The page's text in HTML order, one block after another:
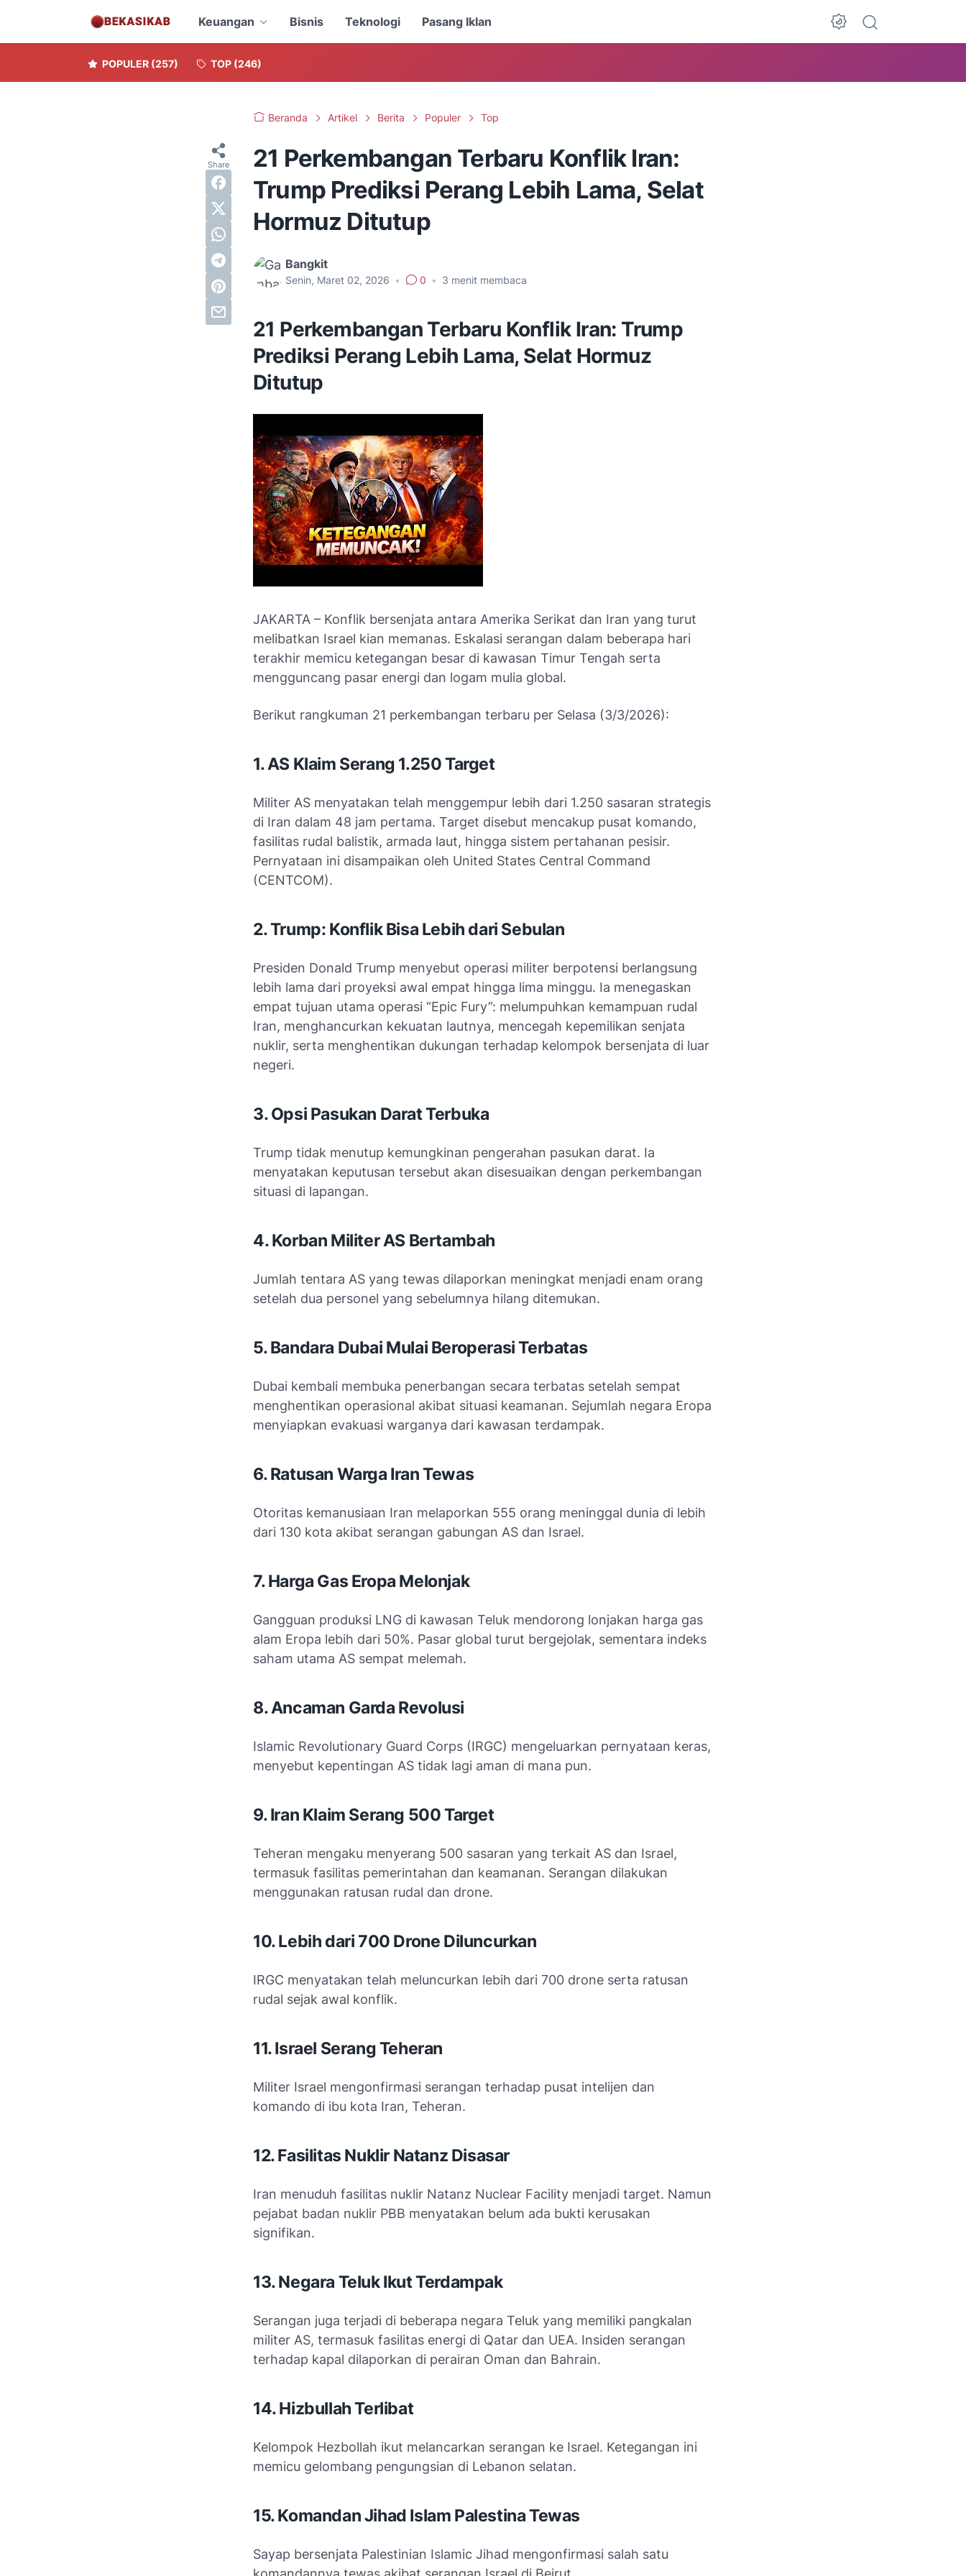
Keuangan Bisnis Teknologi Pasang Iklan
Dark Mode
POPULER (257) TOP (246)
Beranda Artikel Berita Populer Top
21 Perkembangan Terbaru Konflik Iran:
Trump Prediksi Perang Lebih Lama, Selat
Hormuz Ditutup
Bangkit
Senin, Maret 02, 2026 • 0 • 3 menit membaca
21 Perkembangan Terbaru Konflik Iran: Trump
Prediksi Perang Lebih Lama, Selat Hormuz
Ditutup
JAKARTA – Konflik bersenjata antara Amerika Serikat dan Iran yang turut
melibatkan Israel kian memanas. Eskalasi serangan dalam beberapa hari
terakhir memicu ketegangan besar di kawasan Timur Tengah serta
mengguncang pasar energi dan logam mulia global.
Berikut rangkuman 21 perkembangan terbaru per Selasa (3/3/2026):
1. AS Klaim Serang 1.250 Target
Militer AS menyatakan telah menggempur lebih dari 1.250 sasaran strategis
di Iran dalam 48 jam pertama. Target disebut mencakup pusat komando,
fasilitas rudal balistik, armada laut, hingga sistem pertahanan pesisir.
Pernyataan ini disampaikan oleh United States Central Command
(CENTCOM).
2. Trump: Konflik Bisa Lebih dari Sebulan
Presiden Donald Trump menyebut operasi militer berpotensi berlangsung
lebih lama dari proyeksi awal empat hingga lima minggu. Ia menegaskan
empat tujuan utama operasi “Epic Fury”: melumpuhkan kemampuan rudal
Iran, menghancurkan kekuatan lautnya, mencegah kepemilikan senjata
nuklir, serta menghentikan dukungan terhadap kelompok bersenjata di luar
negeri.
3. Opsi Pasukan Darat Terbuka
Trump tidak menutup kemungkinan pengerahan pasukan darat. Ia
menyatakan keputusan tersebut akan disesuaikan dengan perkembangan
situasi di lapangan.
4. Korban Militer AS Bertambah
Jumlah tentara AS yang tewas dilaporkan meningkat menjadi enam orang
setelah dua personel yang sebelumnya hilang ditemukan.
5. Bandara Dubai Mulai Beroperasi Terbatas
Dubai kembali membuka penerbangan secara terbatas setelah sempat
menghentikan operasional akibat situasi keamanan. Sejumlah negara Eropa
menyiapkan evakuasi warganya dari kawasan terdampak.
6. Ratusan Warga Iran Tewas
Otoritas kemanusiaan Iran melaporkan 555 orang meninggal dunia di lebih
dari 130 kota akibat serangan gabungan AS dan Israel.
7. Harga Gas Eropa Melonjak
Gangguan produksi LNG di kawasan Teluk mendorong lonjakan harga gas
alam Eropa lebih dari 50%. Pasar global turut bergejolak, sementara indeks
saham utama AS sempat melemah.
8. Ancaman Garda Revolusi
Islamic Revolutionary Guard Corps (IRGC) mengeluarkan pernyataan keras,
menyebut kepentingan AS tidak lagi aman di mana pun.
9. Iran Klaim Serang 500 Target
Teheran mengaku menyerang 500 sasaran yang terkait AS dan Israel,
termasuk fasilitas pemerintahan dan keamanan. Serangan dilakukan
menggunakan ratusan rudal dan drone.
10. Lebih dari 700 Drone Diluncurkan
IRGC menyatakan telah meluncurkan lebih dari 700 drone serta ratusan
rudal sejak awal konflik.
11. Israel Serang Teheran
Militer Israel mengonfirmasi serangan terhadap pusat intelijen dan
komando di ibu kota Iran, Teheran.
12. Fasilitas Nuklir Natanz Disasar
Iran menuduh fasilitas nuklir Natanz Nuclear Facility menjadi target. Namun
pejabat badan nuklir PBB menyatakan belum ada bukti kerusakan
signifikan.
13. Negara Teluk Ikut Terdampak
Serangan juga terjadi di beberapa negara Teluk yang memiliki pangkalan
militer AS, termasuk fasilitas energi di Qatar dan UEA. Insiden serangan
terhadap kapal dilaporkan di perairan Oman dan Bahrain.
14. Hizbullah Terlibat
Kelompok Hezbollah ikut melancarkan serangan ke Israel. Ketegangan ini
memicu gelombang pengungsian di Lebanon selatan.
15. Komandan Jihad Islam Palestina Tewas
Sayap bersenjata Palestinian Islamic Jihad mengonfirmasi salah satu